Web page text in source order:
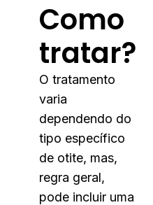
Como
tratar?
O tratamento
varia
dependendo do
tipo específico
de otite, mas,
regra geral,
pode incluir uma